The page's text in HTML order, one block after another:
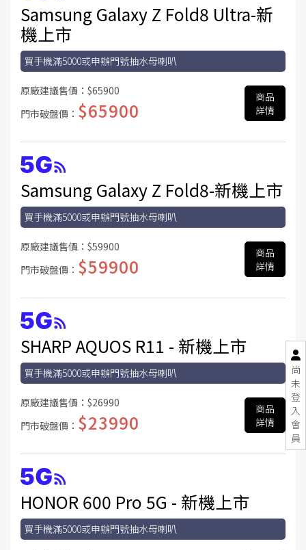
尚
未
登
入
會
員
Samsung Galaxy Z Fold8 Ultra-新
機上市
買手機滿5000或申辦門號抽水母喇叭
原廠建議售價： $65900
門市破盤價： $65900
商品
詳情
Samsung Galaxy Z Fold8-新機上市
買手機滿5000或申辦門號抽水母喇叭
原廠建議售價： $59900
門市破盤價： $59900
商品
詳情
SHARP AQUOS R11 - 新機上市
買手機滿5000或申辦門號抽水母喇叭
原廠建議售價： $26990
門市破盤價： $23990
商品
詳情
HONOR 600 Pro 5G - 新機上市
買手機滿5000或申辦門號抽水母喇叭